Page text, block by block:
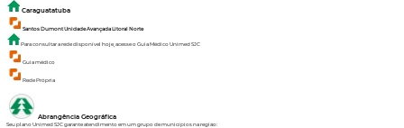
Caraguatatuba
Santos Dumont Unidade Avançada Litoral Norte
Para consultar a rede disponível hoje, acesse o Guia Médico Unimed SJC
Guia médico
Rede Própria
Abrangência Geográfica
Seu plano Unimed SJC garante atendimento em um grupo de municípios na região: